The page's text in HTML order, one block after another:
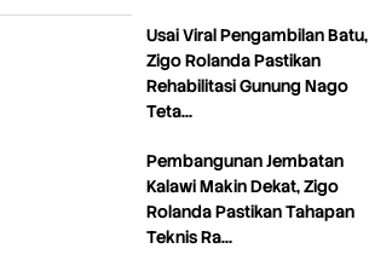
Usai Viral Pengambilan Batu,
Zigo Rolanda Pastikan
Rehabilitasi Gunung Nago
Teta…
Pembangunan Jembatan
Kalawi Makin Dekat, Zigo
Rolanda Pastikan Tahapan
Teknis Ra…